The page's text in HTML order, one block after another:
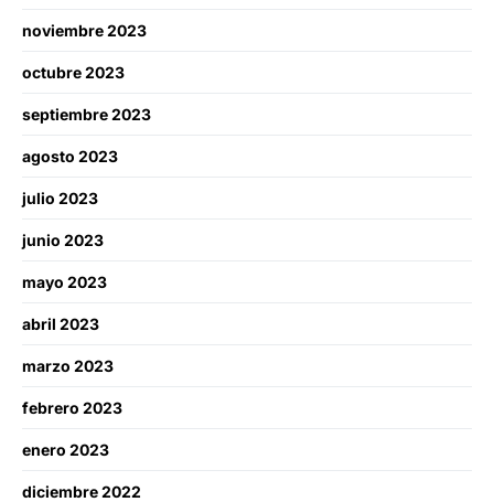
noviembre 2023
octubre 2023
septiembre 2023
agosto 2023
julio 2023
junio 2023
mayo 2023
abril 2023
marzo 2023
febrero 2023
enero 2023
diciembre 2022